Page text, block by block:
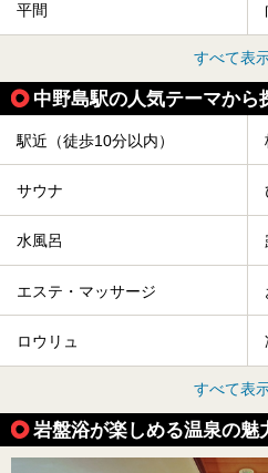
平間
すべて表
中野島駅の人気テーマから
駅近（徒歩10分以内）
サウナ
水風呂
エステ・マッサージ
ロウリュ
すべて表
岩盤浴が楽しめる温泉の魅